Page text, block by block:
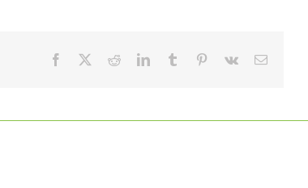
Facebook RedditLinkedInTumblr Pinterest
Vk
E-